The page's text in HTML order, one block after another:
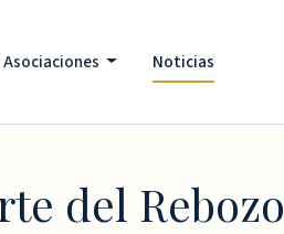
Asociaciones Noticias
del Rebozo